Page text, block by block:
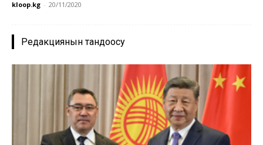
kloop.kg - 20/11/2020
Редакциянын тандоосу